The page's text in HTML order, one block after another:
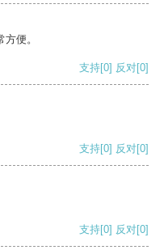
便。
支持[0] 反对[0]
支持[0] 反对[0]
支持[0] 反对[0]